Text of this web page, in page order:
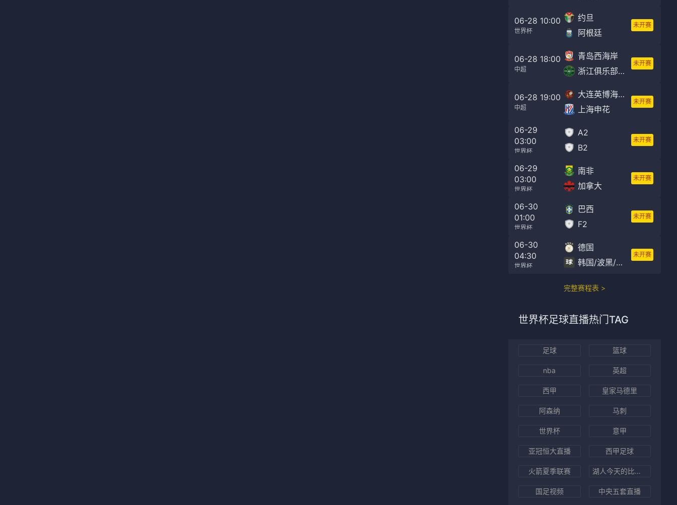
06-28 10:00
世界杯
约旦
阿根廷
未开赛
06-28 18:00
中超
青岛西海岸
浙江俱乐部绿城
未开赛
06-28 19:00
中超
大连英博海发
上海申花
未开赛
06-29
03:00
世界杯
A2
B2
未开赛
06-29
03:00
世界杯
南非
加拿大
未开赛
06-30
01:00
世界杯
巴西
F2
未开赛
06-30
04:30
世界杯
德国
韩国/波黑/苏格兰/D3/F3
未开赛
完整赛程表 >
世界杯足球直播热门TAG
足球 篮球
nba 英超
西甲 皇家马德里
阿森纳 马刺
世界杯 意甲
亚冠恒大直播 西甲足球
火箭夏季联赛 湖人今天的比赛直播全场
国足视频 中央五套直播